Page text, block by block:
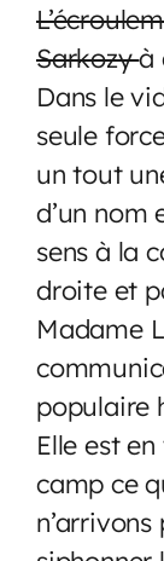
Sarkozyà
Dans le
seule
un tout
d’un nom
sens à la
droite et
Madame
populaire
Elle est
camp ce